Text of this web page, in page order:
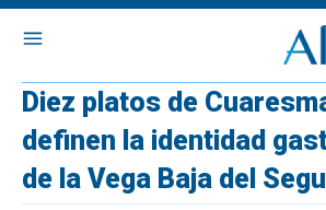
Diez platos de
definen la identidad
de la Vega Baja del